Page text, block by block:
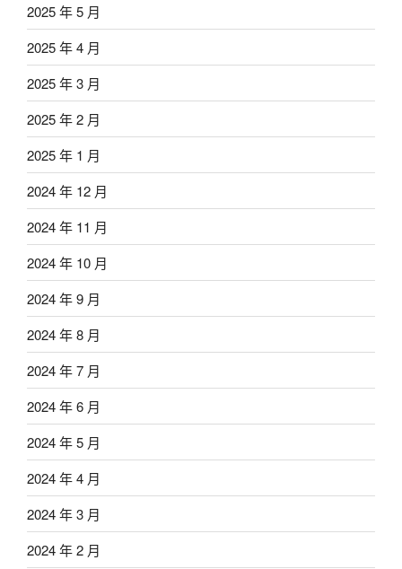
2025 年 5 月
2025 年 4 月
2025 年 3 月
2025 年 2 月
2025 年 1 月
2024 年 12 月
2024 年 11 月
2024 年 10 月
2024 年 9 月
2024 年 8 月
2024 年 7 月
2024 年 6 月
2024 年 5 月
2024 年 4 月
2024 年 3 月
2024 年 2 月